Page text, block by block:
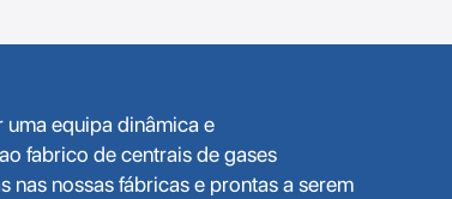
equipa dinâmica e
fabrico de centrais de gases
nas nossas fábricas e prontas a serem